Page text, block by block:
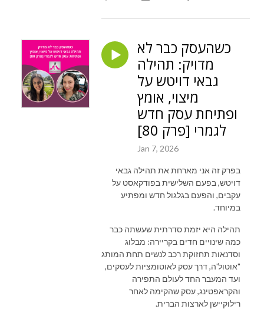
כשהעסק כבר לא
מדויק: תהילה
גבאי דויטש על
מיצוי, אומץ
ופתיחת עסק חדש
לגמרי [פרק 80]
Jan 7, 2026
בפרק זה אני מארחת את תהילה גבאי
דויטש, בפעם השלישית בפודקאסט על
עקבים, והפעם בגלגול חדש ומפתיע
במיוחד.
תהילה היא יזמת סדרתית שעשתה כבר
כמה שינויים חדים בקריירה: מבלוג
וסדנאות תחזוקת רכב לנשים תחת המותג
"אוטול'ה, דרך עסק לאוטומציות לעסקים,
ועד המעבר החד לעולם התפירה
והקראפטינג, עסק שהקימה לאחר
רילוקיישן לארצות הברית.